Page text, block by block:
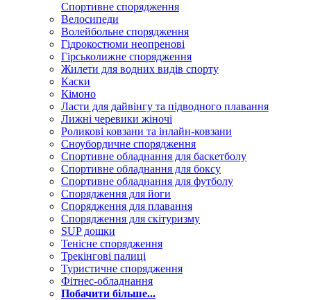
Спортивне спорядження
Велосипеди
Волейбольне спорядження
Гідрокостюми неопренові
Гірськолижне спорядження
Жилети для водних видів спорту
Каски
Кімоно
Ласти для дайвінгу та підводного плавання
Лижні черевики жіночі
Роликові ковзани та інлайн-ковзани
Сноубордичне спорядження
Спортивне обладнання для баскетболу
Спортивне обладнання для боксу
Спортивне обладнання для футболу
Спорядження для йоги
Спорядження для плавання
Спорядження для скітуризму
SUP дошки
Тенісне спорядження
Трекінгові палиці
Туристичне спорядження
Фітнес-обладнання
Побачити більше...